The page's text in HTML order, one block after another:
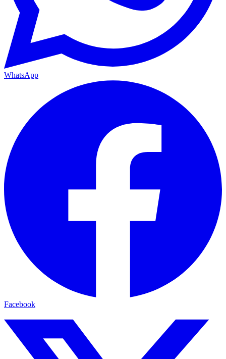
WhatsApp
Facebook